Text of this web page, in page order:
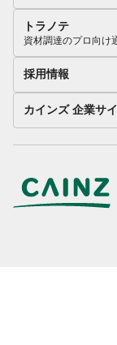
トラノテ
資材調達のプロ向け
採用情報
カインズ 企業サ